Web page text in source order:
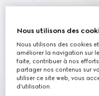
Nous utilisons des
Nous utilisons des cookies
améliorer la navigation sur
faite, contribuer à nos
partager nos contenus sur
utiliser ce site web, vous
d'utilisation.